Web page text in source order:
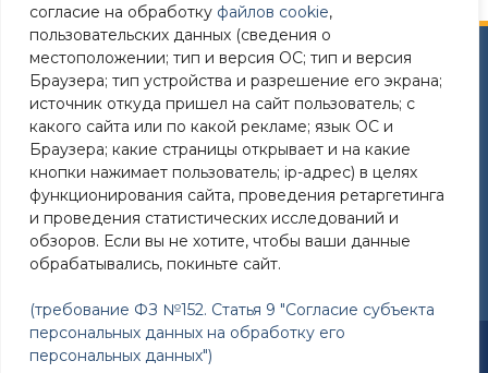
согласие на обработку файлов cookie,
пользовательских данных (сведения о
местоположении; тип и версия ОС; тип и версия
Браузера; тип устройства и разрешение его экрана;
источник откуда пришел на сайт пользователь; с
какого сайта или по какой рекламе; язык ОС и
Браузера; какие страницы открывает и на какие
кнопки нажимает пользователь; ip-адрес) в целях
функционирования сайта, проведения ретаргетинга
и проведения статистических исследований и
обзоров. Если вы не хотите, чтобы ваши данные
обрабатывались, покиньте сайт.
(требование ФЗ №152. Статья 9 "Согласие субъекта
персональных данных на обработку его
персональных данных")
Сайт разработан в соответствии
с требованиями Постановления Правительства РФ №
582 от 11.12.2018
Требования к структуре официального сайта
образовательной организации в ИТС «Интернет»
и формату представления на нем информации»
утверждены Приказом Рособрнадзора от 14.08.2020
№831
Разработано: Зайцев Александр Викторович E-mail: